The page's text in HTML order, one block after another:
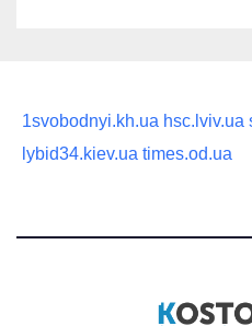
1svobodnyi.kh.ua hsc.lviv.ua
lybid34.kiev.ua times.od.ua